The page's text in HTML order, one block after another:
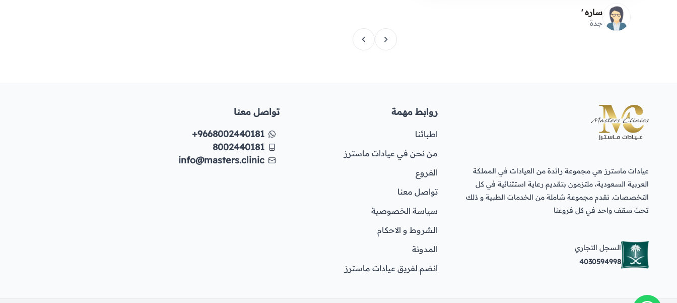
ساره '
جدة
ماجد العتيبي
الرياض
لمى الشريف
الجموم
وجيهه اسماعيل
عيادات ماسترز هي مجموعة رائدة من العيادات في المملكة
العربية السعودية، ملتزمون بتقديم رعاية استثنائية في كل
التخصصات. نقدم مجموعة شاملة من الخدمات الطبية و ذلك
تحت سقف واحد في كل فروعنا
السجل التجاري
4030594998
روابط مهمة
اطبائنا
من نحن في عيادات ماسترز
الفروع
تواصل معنا
سياسة الخصوصية
الشروط و الاحكام
المدونة
انضم لفريق عيادات ماسترز
تواصل معنا
+9668002440181
8002440181
info@masters.clinic